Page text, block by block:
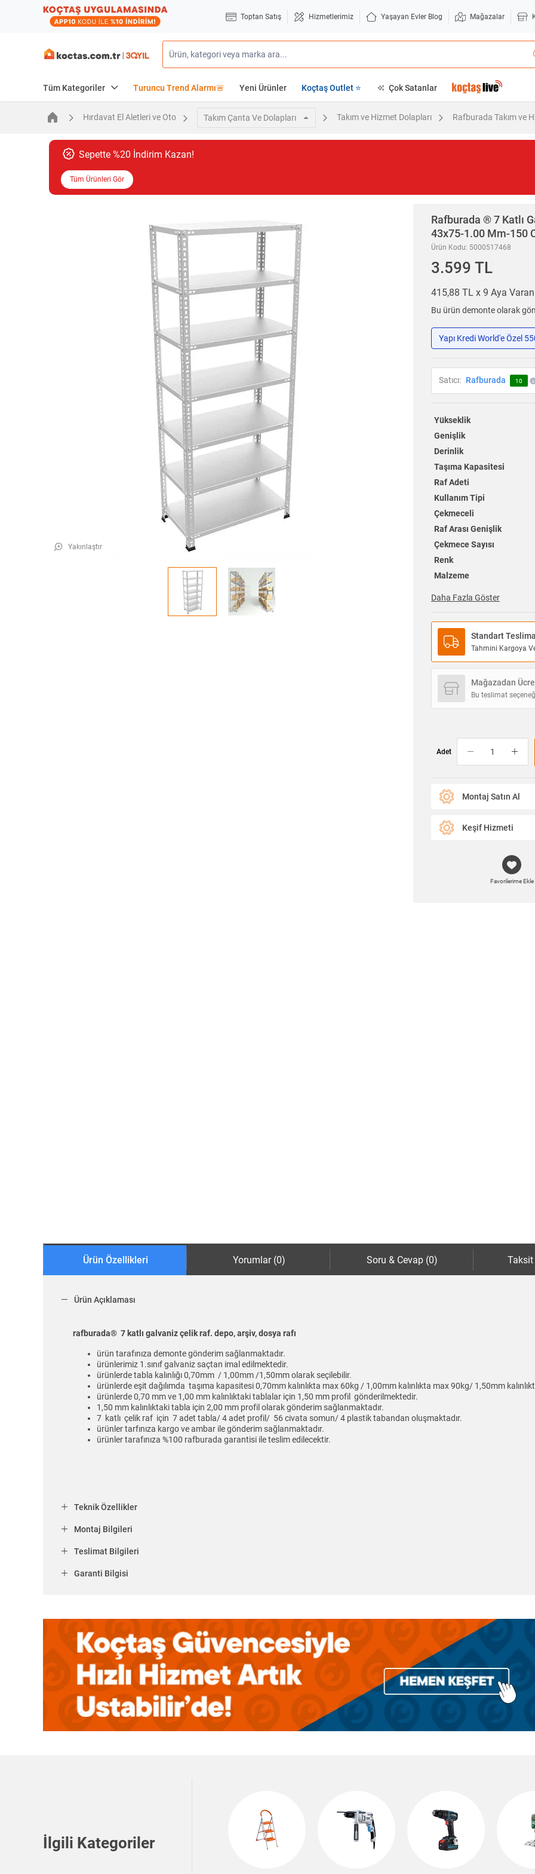
Toptan Satış Hizmetlerimiz Yaşayan Evler Blog Mağazalar
Tüm Kategoriler Turuncu Trend Alarmı🚨 Yeni Ürünler Koçtaş Outlet ⭐ Çok Satanlar
Hırdavat El Aletleri ve Oto Takım Çanta Ve Dolapları Takım ve Hizmet Dolapları Rafburada Takım ve
Sepette %20 İndirim Kazan!
Tüm Ürünleri Gör
Yakınlaştır
Rafburada ® 7 Katlı
43x75-1.00 Mm-150
Ürün Kodu: 5000517468
3.599 TL
415,88 TL x 9 Aya Varan
Bu ürün demonte olarak
Yapı Kredi World'e Özel
Satıcı: Rafburada 10
Yükseklik
Genişlik
Derinlik
Taşıma Kapasitesi
Raf Adeti
Kullanım Tipi
Çekmeceli
Raf Arası Genişlik
Çekmece Sayısı
Renk
Malzeme
Daha Fazla Göster
Standart
Tahmini Kargoya
Mağazadan
Bu teslimat
Adet
Montaj Satın Al
Keşif Hizmeti
Favorilerime Ekle
Ürün Özellikleri Yorumlar (0) Soru & Cevap (0) Taksit
Ürün Açıklaması
rafburada® 7 katlı galvaniz çelik raf. depo, arşiv, dosya rafı
ürün tarafınıza demonte gönderim sağlanmaktadır.
ürünlerimiz 1.sınıf galvaniz saçtan imal edilmektedir.
ürünlerde tabla kalınlığı 0,70mm / 1,00mm /1,50mm olarak seçilebilir.
ürünlerde eşit dağılımda taşıma kapasitesi 0,70mm kalınlıkta max 60kg / 1,00mm kalınlıkta max 90kg/ 1,50mm
ürünlerde 0,70 mm ve 1,00 mm kalınlıktaki tablalar için 1,50 mm profil gönderilmektedir.
1,50 mm kalınlıktaki tabla için 2,00 mm profil olarak gönderim sağlanmaktadır.
7 katlı çelik raf için 7 adet tabla/ 4 adet profil/ 56 civata somun/ 4 plastik tabandan oluşmaktadır.
ürünler tarfınıza kargo ve ambar ile gönderim sağlanmaktadır.
ürünler tarafınıza %100 rafburada garantisi ile teslim edilecektir.
Teknik Özellikler
Montaj Bilgileri
Teslimat Bilgileri
Garanti Bilgisi
İlgili Kategoriler